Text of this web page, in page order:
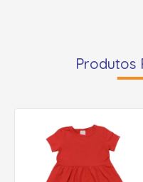
Produtos